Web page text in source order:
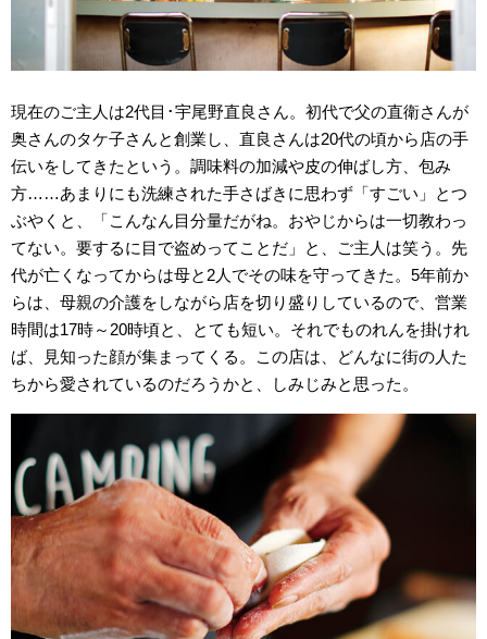
現在のご主人は2代目･宇尾野直良さん。初代で父の直衛さんが
奥さんのタケ子さんと創業し、直良さんは20代の頃から店の手
伝いをしてきたという。調味料の加減や皮の伸ばし方、包み
方……あまりにも洗練された手さばきに思わず「すごい」とつ
ぶやくと、「こんなん目分量だがね。おやじからは一切教わっ
てない。要するに目で盗めってことだ」と、ご主人は笑う。先
代が亡くなってからは母と2人でその味を守ってきた。5年前か
らは、母親の介護をしながら店を切り盛りしているので、営業
時間は17時～20時頃と、とても短い。それでものれんを掛けれ
ば、見知った顔が集まってくる。この店は、どんなに街の人た
ちから愛されているのだろうかと、しみじみと思った。